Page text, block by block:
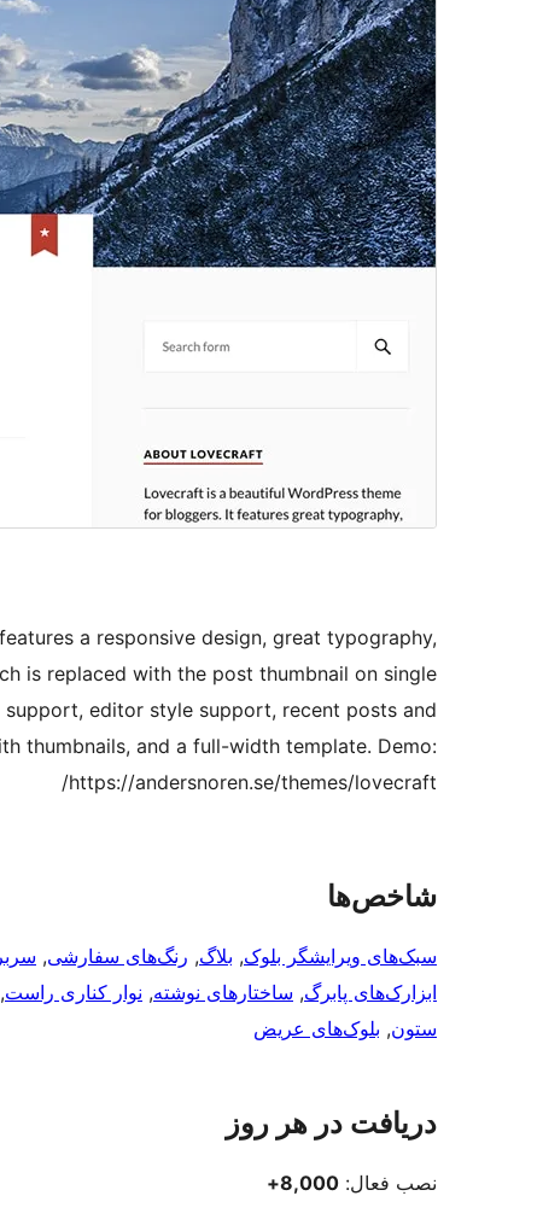
a responsive design, great typography,
is replaced with the post thumbnail on single
editor style support, recent posts and
thumbnails, and a full-width template. Demo:
https://andersnoren.se/themes/lovecraft/
شاخص‌ها
سبک‌های ویرایشگر بلوک, بلاگ, رنگ‌های سفارشی,
ابزارک‌های پابرگ, ساختارهای نوشته, نوار کناری راست,
ستون, بلوک‌های عریض
دریافت در هر روز
نصب فعال: 8,000+